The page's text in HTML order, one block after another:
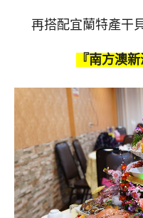
再搭配宜蘭特產干
『南方澳